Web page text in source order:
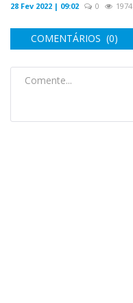
28 Fev 2022 | 09:02 0 1974
COMENTÁRIOS (0)